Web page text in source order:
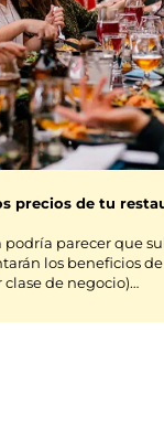
precios de tu
podría parecer que
los beneficios
clase de negocio)…